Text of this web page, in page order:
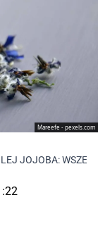
Mareefe - pexels.com
JOJOBA: